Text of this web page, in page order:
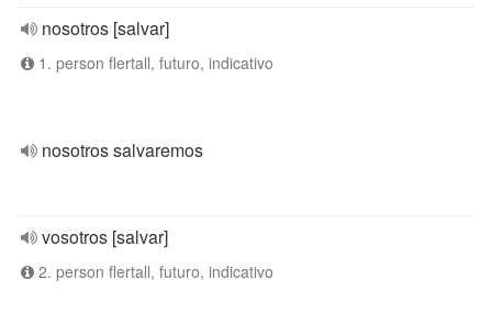
nosotros [salvar]
1. person flertall, futuro, indicativo
nosotros salvaremos
vosotros [salvar]
2. person flertall, futuro, indicativo